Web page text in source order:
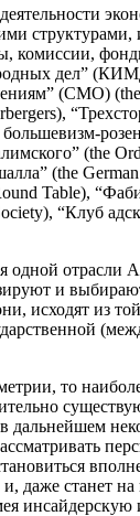
комиссии,
дел”
(СМО) (the
(the
(the
Table),
“Клуб
одной отрасли
и
исходят из
то
даже станет